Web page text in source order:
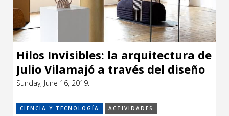
Hilos Invisibles: la arquitectura de
Julio Vilamajó a través del diseño
uruguayo.
Sunday, June 16, 2019.
CIENCIA Y TECNOLOGÍA ACTIVIDADES